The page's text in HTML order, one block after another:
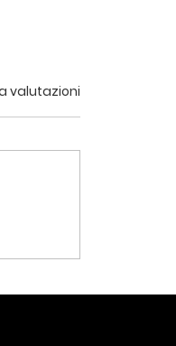
porcini e battuta di
valutazioni